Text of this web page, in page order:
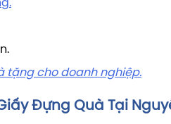
tặng cho doanh nghiệp.
Đựng Quà Tại